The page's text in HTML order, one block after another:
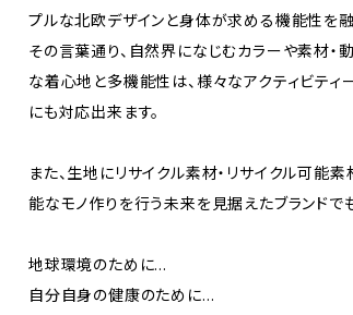
プルな北欧デザインと身体が求める機能性を融
その言葉通り、自然界になじむカラーや素材・
な着心地と多機能性は、様々なアクティビティ
にも対応出来ます。
また、生地にリサイクル素材・リサイクル可能
能なモノ作りを行う未来を見据えたブランドで
地球環境のために…
自分自身の健康のために…